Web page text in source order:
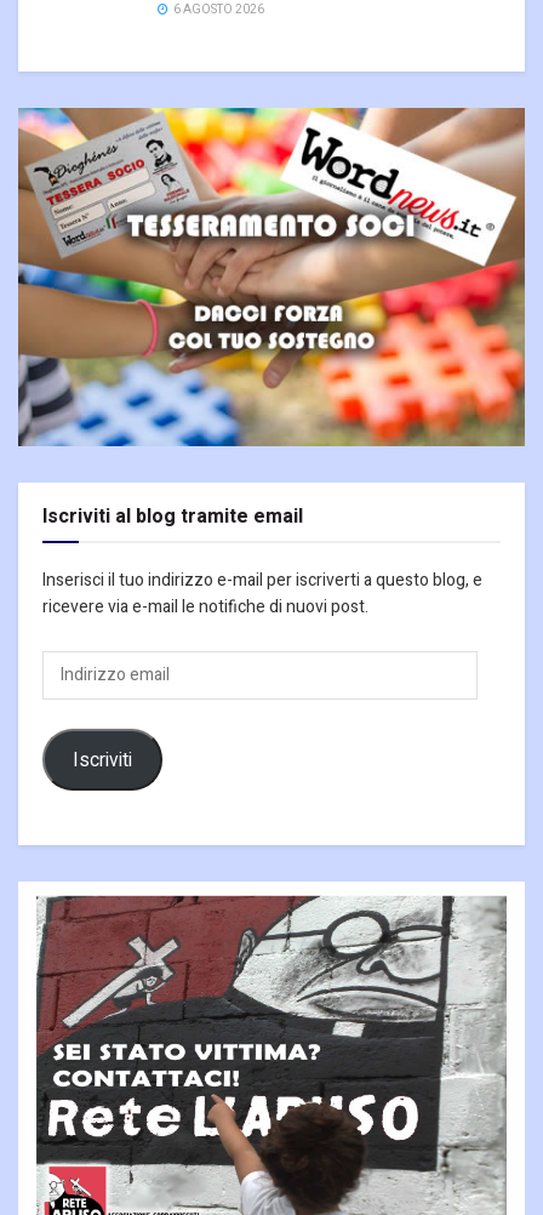
6 AGOSTO 2026
Iscriviti al blog tramite email
Inserisci il tuo indirizzo e-mail per iscriverti a questo blog, e
ricevere via e-mail le notifiche di nuovi post.
Indirizzo
email
Iscriviti